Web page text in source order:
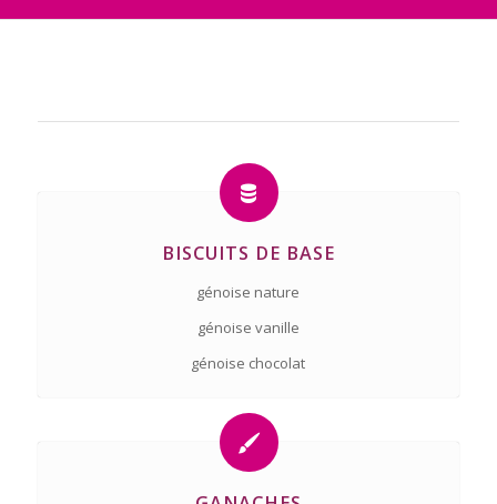
BISCUITS DE BASE
génoise nature
génoise vanille
génoise chocolat